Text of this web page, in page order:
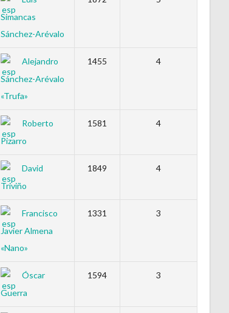
Simancas
Sánchez-Arévalo
Alejandro
Sánchez-Arévalo
«Trufa»
1455 4
Roberto
Pizarro
1581 4
David
Triviño
1849 4
Francisco
Javier Almena
«Nano»
1331 3
Óscar
Guerra
1594 3